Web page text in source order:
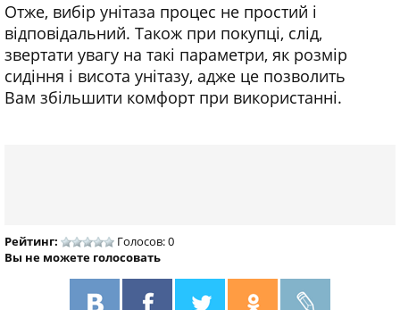
Отже, вибір унітаза процес не простий і
відповідальний. Також при покупці, слід,
звертати увагу на такі параметри, як розмір
сидіння і висота унітазу, адже це позволить
Вам збільшити комфорт при використанні.
Рейтинг:
Голосов: 0
Вы не можете голосовать